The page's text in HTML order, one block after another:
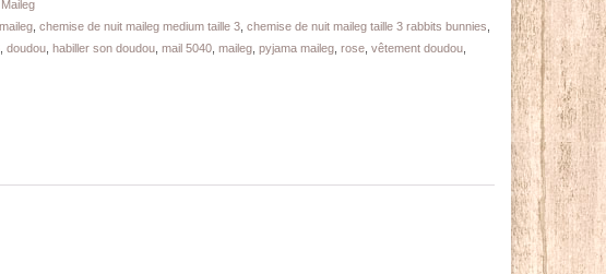
, chemise de nuit maileg medium taille 3, chemise de nuit maileg taille 3 rabbits bunnies
doudou, habiller son doudou, mail 5040, maileg, pyjama maileg, rose, vêtement doudou,